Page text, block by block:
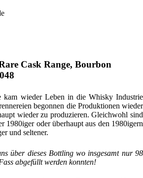
Cask Range, Bourbon
kam wieder Leben in die Whisky Industrie
begonnen die Produktionen wieder
wieder zu produzieren. Gleichwohl sind
1980iger oder überhaupt aus den 1980igern
und seltener.
über dieses Bottling wo insgesamt nur 98
abgefüllt werden konnten!